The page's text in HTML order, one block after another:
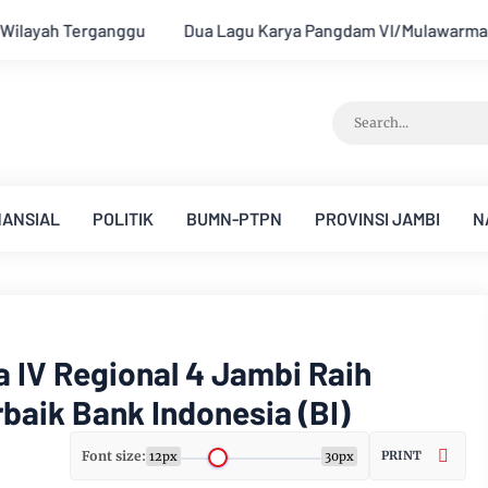
Pangdam VI/Mulawarman Mayjen TNI Krido Pramono Jadi Ikon
POLITIK BUMN-PTPN PROVINSI JAMBI
IV Regional 4 Jambi Raih
Bank Indonesia (BI)
Font size: 12px 30px PRINT